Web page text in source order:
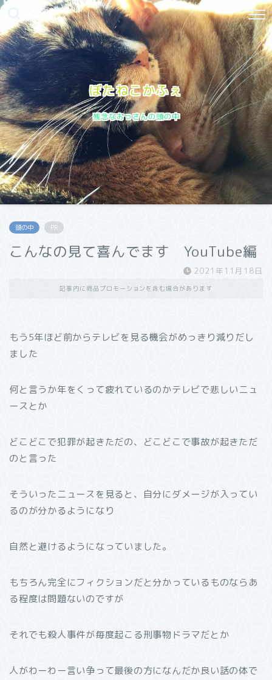
ぼたねこかふぇ
残念なおっさんの頭の中
頭の中 PR
こんなの見て喜んでます YouTube編
2021年11月18日
記事内に商品プロモーションを含む場合があります
もう5年ほど前からテレビを見る機会がめっきり減りだし
ました
何と言うか年をくって疲れているのかテレビで悲しいニュ
ースとか
どこどこで犯罪が起きただの、どこどこで事故が起きただ
のと言った
そういったニュースを見ると、自分にダメージが入ってい
るのが分かるようになり
自然と避けるようになっていました。
もちろん完全にフィクションだと分かっているものならあ
る程度は問題ないのですが
それでも殺人事件が毎度起こる刑事物ドラマだとか
人がわーわー言い争って最後の方になんだか良い話の体で